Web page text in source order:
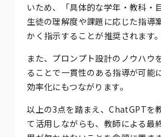
いため、「具体的な学年・教科・
生徒の理解度や課題に応じた指導
かく指示することが推奨されます。
また、プロンプト設計のノウハウ
ることで一貫性のある指導が可能
効率化にもつながります。
以上の3点を踏まえ、ChatGPTを
て活用しながらも、教師による最